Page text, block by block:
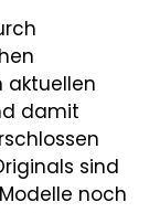
aktuellen
damit
sind
noch